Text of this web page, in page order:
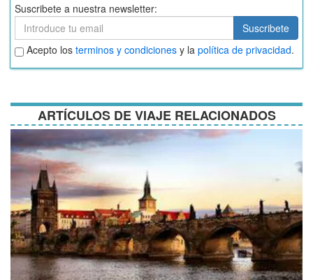
Suscribete a nuestra newsletter:
Suscribete
Suscribete
Aceptar
términos
y
Acepto los terminos y condiciones y la política de privacidad.
ARTÍCULOS DE VIAJE RELACIONADOS